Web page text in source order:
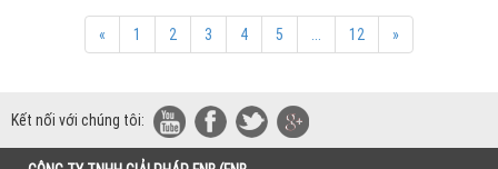
của FNB Solution là những sản phẩm nổi trội đã
được nhiều khách sạn, nhà hàng trên toàn quốc
ưu ái lựa chọn như bếp lẩu nướng không khói, hệ
« 1 2 3 4 5 ... 12 »
Kết nối với chúng tôi: